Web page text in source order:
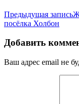
Предыдущая запись
посёлка Холбон
Добавить
Ваш адрес email не